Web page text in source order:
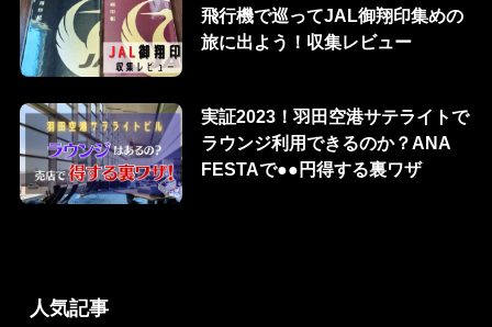
飛行機で巡ってJAL御翔印集めの
旅に出よう！収集レビュー
実証2023！羽田空港サテライトで
ラウンジ利用できるのか？ANA
FESTAで●●円得する裏ワザ
人気記事